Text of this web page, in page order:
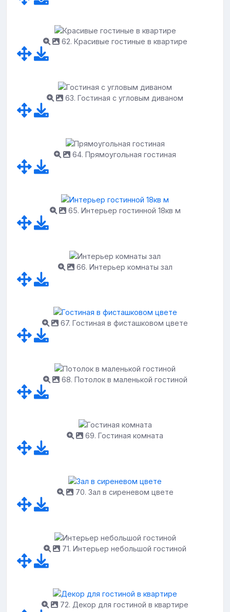
62. Красивые гостиные в квартире
63. Гостиная с угловым диваном
64. Прямоугольная гостиная
65. Интерьер гостинной 18кв м
66. Интерьер комнаты зал
67. Гостиная в фисташковом цвете
68. Потолок в маленькой гостиной
69. Гостиная комната
70. Зал в сиреневом цвете
71. Интерьер небольшой гостиной
72. Декор для гостиной в квартире